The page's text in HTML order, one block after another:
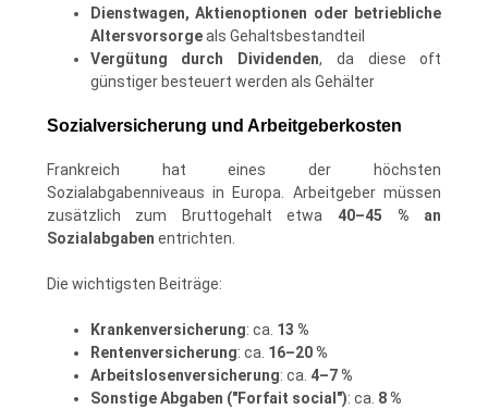
Dienstwagen, Aktienoptionen oder betriebliche
Altersvorsorgeals Gehaltsbestandteil
Vergütung durch Dividenden, da diese oft
günstiger besteuert werden als Gehälter
Sozialversicherung und Arbeitgeberkosten
Frankreich hat eines der höchsten
Sozialabgabenniveaus in Europa. Arbeitgeber müssen
zusätzlich zum Bruttogehalt etwa 40–45 % an
Sozialabgaben entrichten.
Die wichtigsten Beiträge:
Krankenversicherung: ca. 13 %
Rentenversicherung: ca. 16–20 %
Arbeitslosenversicherung: ca. 4–7 %
Sonstige Abgaben ("Forfait social"): ca. 8 %